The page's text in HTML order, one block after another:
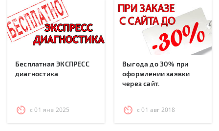
Бесплатная ЭКСПРЕСС
диагностика
с 01 янв 2025
Выгода до 30% при
оформлении заявки
через сайт.
с 01 авг 2018